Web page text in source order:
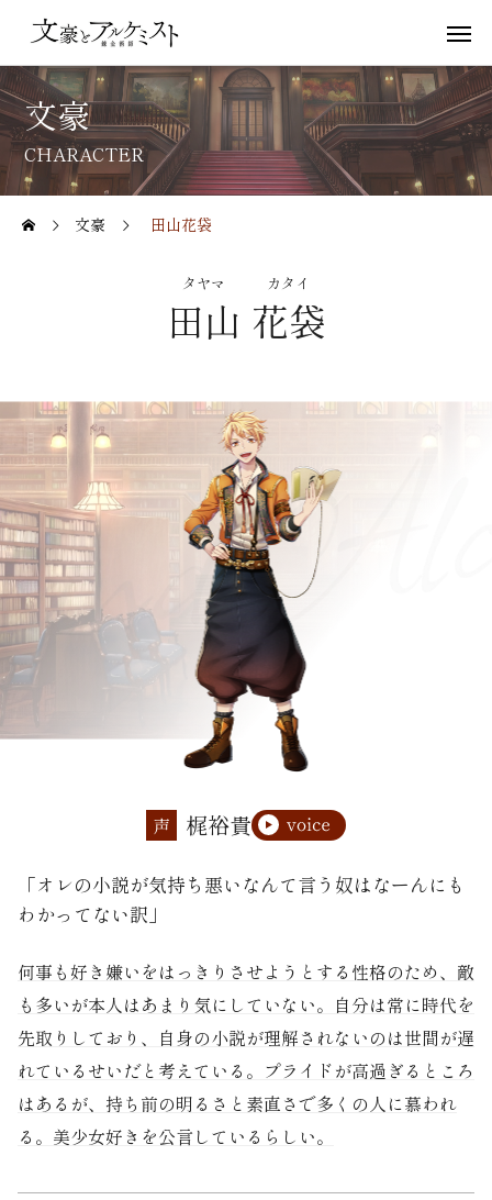
文豪
CHARACTER
文豪 田山花袋
田山
タヤマ
花袋
カタイ
声 梶裕貴
「オレの小説が気持ち悪いなんて言う奴はなーんにも
わかってない訳」
何事も好き嫌いをはっきりさせようとする性格のため、敵
も多いが本人はあまり気にしていない。自分は常に時代を
先取りしており、自身の小説が理解されないのは世間が遅
れているせいだと考えている。プライドが高過ぎるところ
はあるが、持ち前の明るさと素直さで多くの人に慕われ
る。美少女好きを公言しているらしい。